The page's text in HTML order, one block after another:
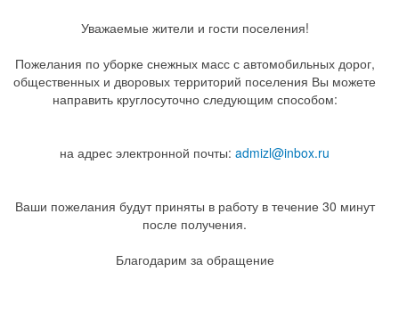
Уважаемые жители и гости поселения!
Пожелания по уборке снежных масс с автомобильных дорог,
общественных и дворовых территорий поселения Вы можете
направить круглосуточно следующим способом:
на адрес электронной почты: admizl@inbox.ru
Ваши пожелания будут приняты в работу в течение 30 минут
после получения.
Благодарим за обращение